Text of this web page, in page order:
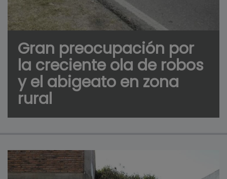
Gran preocupación por
la creciente ola de robos
y el abigeato en zona
rural